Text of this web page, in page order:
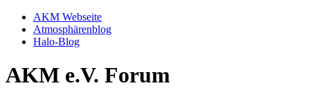
AKM Webseite
Atmosphärenblog
Halo-Blog
AKM e.V. Forum